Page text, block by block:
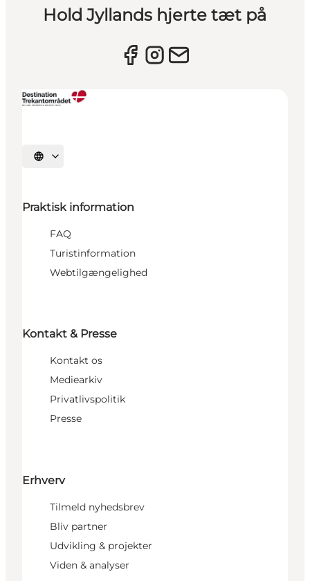
Hold Jyllands hjerte tæt på
Vælg sprog
Praktisk information
FAQ
Turistinformation
Webtilgængelighed
Kontakt & Presse
Kontakt os
Mediearkiv
Privatlivspolitik
Presse
Erhverv
Tilmeld nyhedsbrev
Bliv partner
Udvikling & projekter
Viden & analyser